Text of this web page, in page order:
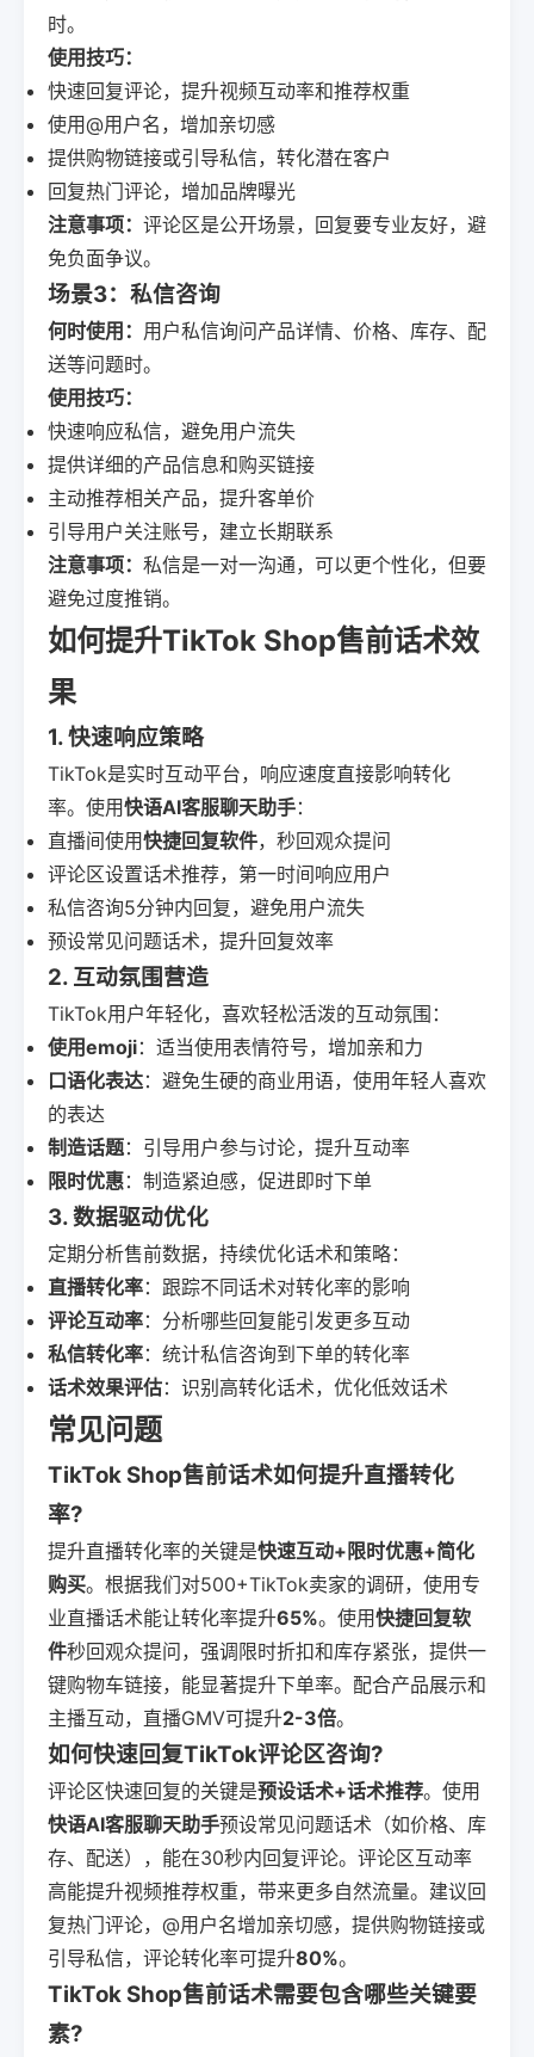
时。
使用技巧：
快速回复评论，提升视频互动率和推荐权重
使用@用户名，增加亲切感
提供购物链接或引导私信，转化潜在客户
回复热门评论，增加品牌曝光
注意事项： 评论区是公开场景，回复要专业友好，避
免负面争议。
场景3：私信咨询
何时使用： 用户私信询问产品详情、价格、库存、配
送等问题时。
使用技巧：
快速响应私信，避免用户流失
提供详细的产品信息和购买链接
主动推荐相关产品，提升客单价
引导用户关注账号，建立长期联系
注意事项： 私信是一对一沟通，可以更个性化，但要
避免过度推销。
如何提升TikTok Shop售前话术效
果
1. 快速响应策略
TikTok是实时互动平台，响应速度直接影响转化
率。使用快语AI客服聊天助手：
直播间使用快捷回复软件，秒回观众提问
评论区设置话术推荐，第一时间响应用户
私信咨询5分钟内回复，避免用户流失
预设常见问题话术，提升回复效率
2. 互动氛围营造
TikTok用户年轻化，喜欢轻松活泼的互动氛围：
使用emoji：适当使用表情符号，增加亲和力
口语化表达：避免生硬的商业用语，使用年轻人喜欢
的表达
制造话题：引导用户参与讨论，提升互动率
限时优惠：制造紧迫感，促进即时下单
3. 数据驱动优化
定期分析售前数据，持续优化话术和策略：
直播转化率：跟踪不同话术对转化率的影响
评论互动率：分析哪些回复能引发更多互动
私信转化率：统计私信咨询到下单的转化率
话术效果评估：识别高转化话术，优化低效话术
常见问题
TikTok Shop售前话术如何提升直播转化
率?
提升直播转化率的关键是快速互动+限时优惠+简化
购买。根据我们对500+TikTok卖家的调研，使用专
业直播话术能让转化率提升65%。使用快捷回复软
件秒回观众提问，强调限时折扣和库存紧张，提供一
键购物车链接，能显著提升下单率。配合产品展示和
主播互动，直播GMV可提升2-3倍。
如何快速回复TikTok评论区咨询?
评论区快速回复的关键是预设话术+话术推荐。使用
快语AI客服聊天助手预设常见问题话术（如价格、库
存、配送），能在30秒内回复评论。评论区互动率
高能提升视频推荐权重，带来更多自然流量。建议回
复热门评论，@用户名增加亲切感，提供购物链接或
引导私信，评论转化率可提升80%。
TikTok Shop售前话术需要包含哪些关键要
素?